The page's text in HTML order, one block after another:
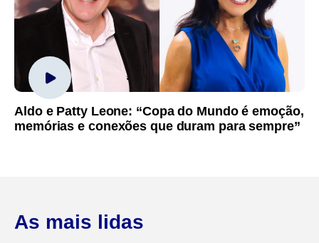
Aldo e Patty Leone: “Copa do Mundo é emoção,
memórias e conexões que duram para sempre”
As mais lidas